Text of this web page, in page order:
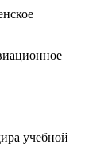
учебной